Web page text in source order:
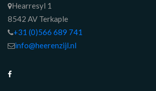
Hearresyl 1
8542 AV Terkaple
+31 (0)566 689 741
info@heerenzijl.nl